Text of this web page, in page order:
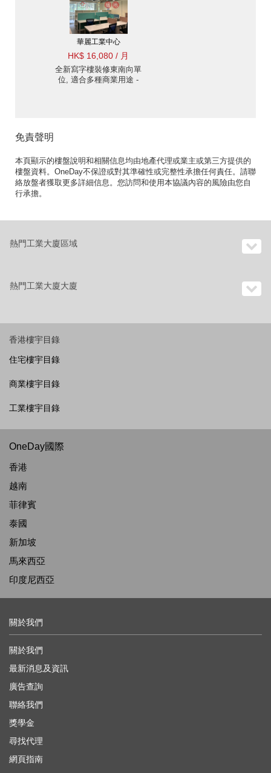
華麗工業中心
HK$ 16,080 / 月
全新寫字樓裝修東南向單
位, 適合多種商業用途 -
免責聲明
本頁顯示的樓盤說明和相關信息均由地產代理或業主或第三方提供的
樓盤資料。OneDay不保證或對其準確性或完整性承擔任何責任。請聯
絡放盤者獲取更多詳細信息。您訪問和使用本協議內容的風險由您自
行承擔。
熱門工業大廈區域
熱門工業大廈大廈
香港樓宇目錄
住宅樓宇目錄
商業樓宇目錄
工業樓宇目錄
OneDay國際
香港
越南
菲律賓
泰國
新加坡
馬來西亞
印度尼西亞
關於我們
關於我們
最新消息及資訊
廣告查詢
聯絡我們
獎學金
尋找代理
網頁指南